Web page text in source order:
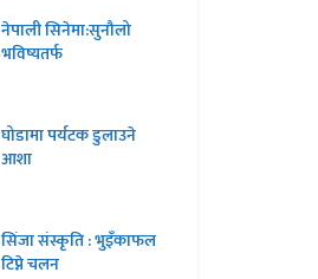
नेपाली सिनेमा:सुनौलो
भविष्यतर्फ
घोडामा पर्यटक डुलाउने
आशा
सिंजा संस्कृति : भुइँकाफल
टिप्ने चलन